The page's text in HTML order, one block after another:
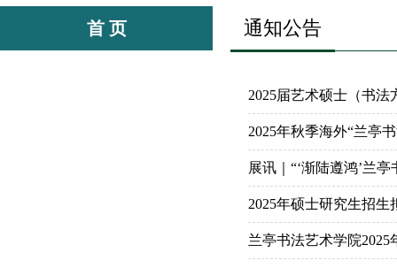
首 页 通知公告
2025届艺术硕士（书
2025年秋季海外“兰亭
展讯｜“‘渐陆遵鸿’兰
2025年硕士研究生招
兰亭书法艺术学院2025